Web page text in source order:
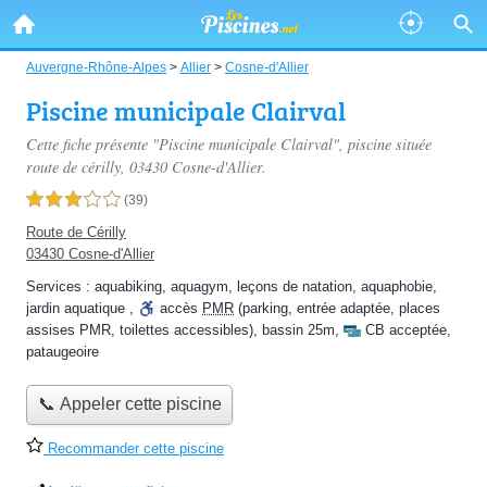
Auvergne-Rhône-Alpes > Allier > Cosne-d'Allier
Piscine municipale Clairval
Cette fiche présente "Piscine municipale Clairval", piscine située
route de cérilly, 03430 Cosne-d'Allier.
3,0 étoiles sur 5 (39)
Route de Cérilly
03430 Cosne-d'Allier
Services : aquabiking, aquagym, leçons de natation, aquaphobie,
jardin aquatique , accès PMR (parking, entrée adaptée, places
assises PMR, toilettes accessibles), bassin 25m, CB acceptée,
pataugeoire
📞 Appeler cette piscine
Recommander cette piscine